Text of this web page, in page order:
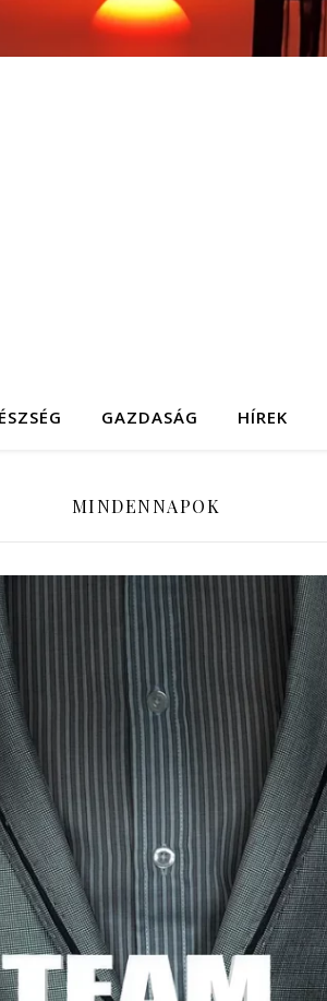
GAZDASÁG HÍREK
MINDENNAPOK